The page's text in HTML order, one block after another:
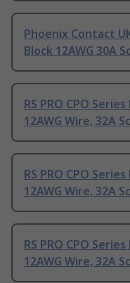
Phoenix Contact
Block 12AWG 30A
RS PRO CPO
12AWG Wire, 32A
RS PRO CPO
12AWG Wire, 32A
RS PRO CPO
12AWG Wire, 32A